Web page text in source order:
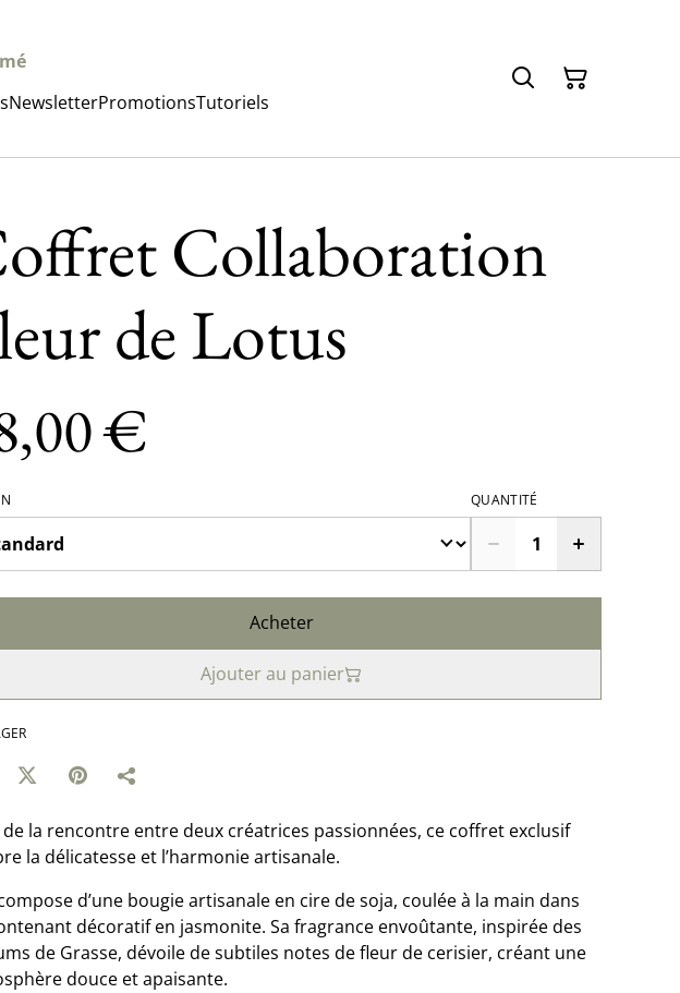
NewsletterPromotionsTutoriels
Collaboration
de Lotus
€
QUANTITÉ
Acheter
Ajouter au panier
la rencontre entre deux créatrices passionnées, ce coffret exclusif
la délicatesse et l’harmonie artisanale.
d’une bougie artisanale en cire de soja, coulée à la main dans
décoratif en jasmonite. Sa fragrance envoûtante, inspirée des
de Grasse, dévoile de subtiles notes de fleur de cerisier, créant une
douce et apaisante.